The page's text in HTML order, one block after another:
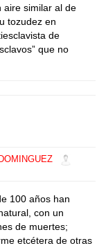
aire similar al de
tozudez en
de
que no
100 años han
con un
de muertes;
etcétera de otras